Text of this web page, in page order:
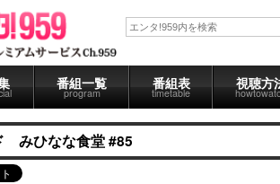
番組一覧
program
番組表
timetable
視聴方
みひなな食堂 #85